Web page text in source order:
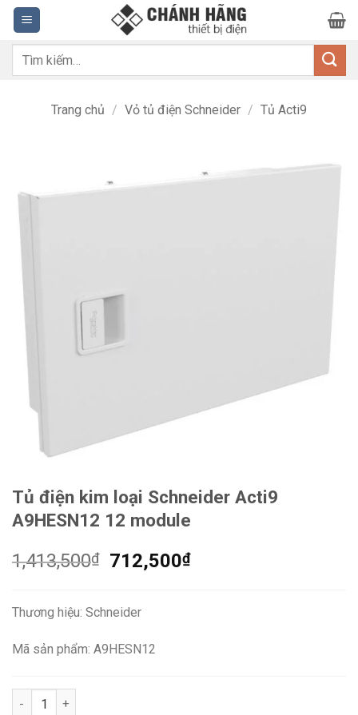
Bỏ
qua
nội
dung
Tìm
Trang chủ / Vỏ tủ điện Schneider / Tủ Acti9
Tủ điện kim loại Schneider Acti9
A9HESN12 12 module
1,413,500₫
Giá
1,413,500₫.
712,500₫Giá
Thương hiệu: Schneider
Mã sản phẩm: A9HESN12
Tủ điện kim loại Schneider Acti9 A9HESN12 12 module số